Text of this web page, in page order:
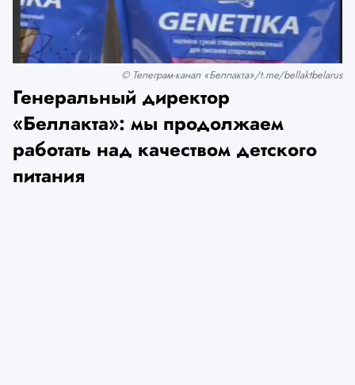
© Телеграм-канал «Беллакта»/t.me/bellaktbelarus
Генеральный директор
«Беллакта»: мы продолжаем
работать над качеством детского
питания